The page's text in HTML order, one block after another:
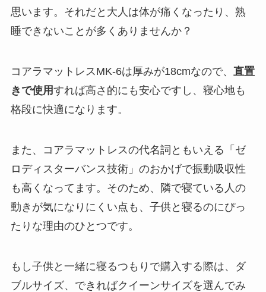
思います。それだと大人は体が痛くなったり、熟
睡できないことが多くありませんか？
コアラマットレスMK-6は厚みが18cmなので、 直置
きで使用すれば高さ的にも安心ですし、寝心地も
格段に快適になります。
また、コアラマットレスの代名詞ともいえる「ゼ
ロディスターバンス技術」のおかげで振動吸収性
も高くなってます。そのため、隣で寝ている人の
動きが気になりにくい点も、子供と寝るのにぴっ
たりな理由のひとつです。
もし子供と一緒に寝るつもりで購入する際は、ダ
ブルサイズ、できればクイーンサイズを選んでみ